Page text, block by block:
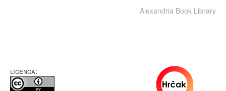
Alexandria Book Library
LICENCA: